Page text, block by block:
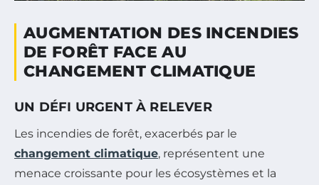
AUGMENTATION DES INCENDIES
DE FORÊT FACE AU
CHANGEMENT CLIMATIQUE
UN DÉFI URGENT À RELEVER
Les incendies de forêt, exacerbés par le
changement climatique, représentent une
menace croissante pour les écosystèmes et la